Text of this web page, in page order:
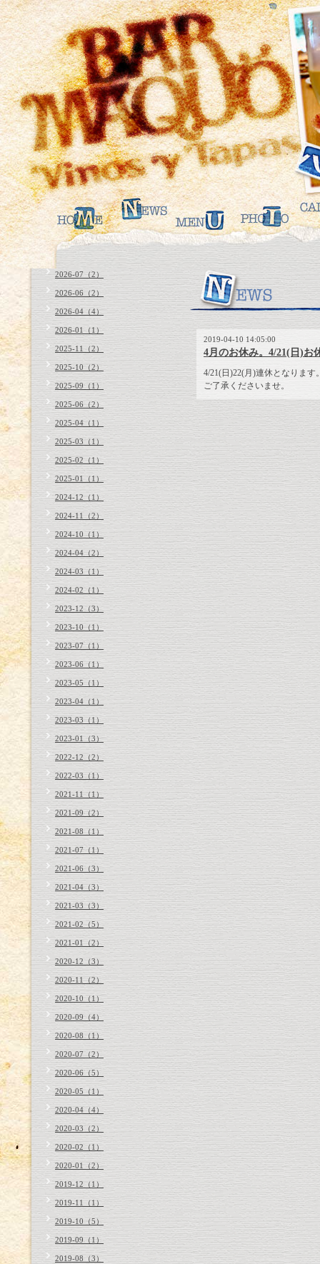
2019-04-10 14:05:00
4月のお休み。4/21(日)お
4/21(日)22(月)連休となります
ご了承くださいませ。
2026-07（2）
2026-06（2）
2026-04（4）
2026-01（1）
2025-11（2）
2025-10（2）
2025-09（1）
2025-06（2）
2025-04（1）
2025-03（1）
2025-02（1）
2025-01（1）
2024-12（1）
2024-11（2）
2024-10（1）
2024-04（2）
2024-03（1）
2024-02（1）
2023-12（3）
2023-10（1）
2023-07（1）
2023-06（1）
2023-05（1）
2023-04（1）
2023-03（1）
2023-01（3）
2022-12（2）
2022-03（1）
2021-11（1）
2021-09（2）
2021-08（1）
2021-07（1）
2021-06（3）
2021-04（3）
2021-03（3）
2021-02（5）
2021-01（2）
2020-12（3）
2020-11（2）
2020-10（1）
2020-09（4）
2020-08（1）
2020-07（2）
2020-06（5）
2020-05（1）
2020-04（4）
2020-03（2）
2020-02（1）
2020-01（2）
2019-12（1）
2019-11（1）
2019-10（5）
2019-09（1）
2019-08（3）